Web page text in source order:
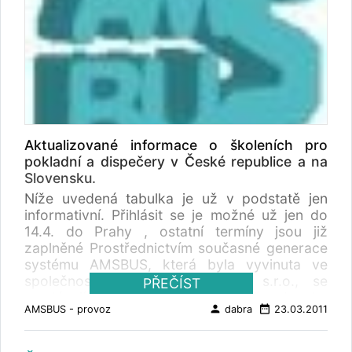
řidiče se budou lišit jen minimálně. Další
školení proběhnou v příštím týdnu v Liberci,
Plzni, Karlových Varech a Olomouci a ve
dnech 26, 27. a 28. dubna v Praze. Na
pražské termíny jsou ještě volná místa. TI
Aktualizované informace o školeních pro
pokladní a dispečery v České republice a na
Slovensku.
Níže uvedená tabulka je už v podstatě jen
informativní. Přihlásit se je možné už jen do
14.4. do Prahy , ostatní termíny jsou již
zaplněné Prostřednictvím současné generace
systému AMSBUS, která byla vyvinuta ve
společnosti ČSAD SVT Praha, s.r.o., se
prodávají autobusové jízdenky již od roku
1996, nyní se dokončuje generace zcela nová,
AMSBUS 4. Upgrade systému AMSBUS se
projeví u všech komponent systému.
PŘEČÍST
AMSBUS - provoz person dabra date_range 23.03.2011